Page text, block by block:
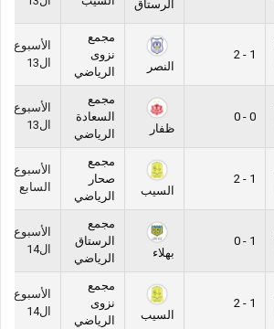
الرستاق
1 - 2
النصر
مجمع
نزوى
الرياضي
الأسبوع
ال13
0 - 0
ظفار
مجمع
السعادة
الرياضي
الأسبوع
ال13
1 - 2
السيب
مجمع
صحار
الرياضي
الأسبوع
السابع
1 - 0
بهلاء
مجمع
الرستاق
الرياضي
الأسبوع
ال14
1 - 2
السيب
مجمع
نزوى
الرياضي
الأسبوع
ال14